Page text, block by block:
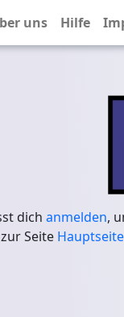
uns Hilfe
dich anmelden,
Seite Hauptseite